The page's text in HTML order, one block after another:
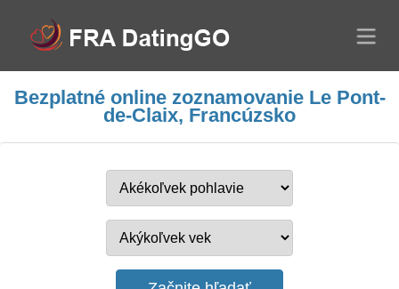
Bezplatné online zoznamovanie Le Pont-
de-Claix, Francúzsko